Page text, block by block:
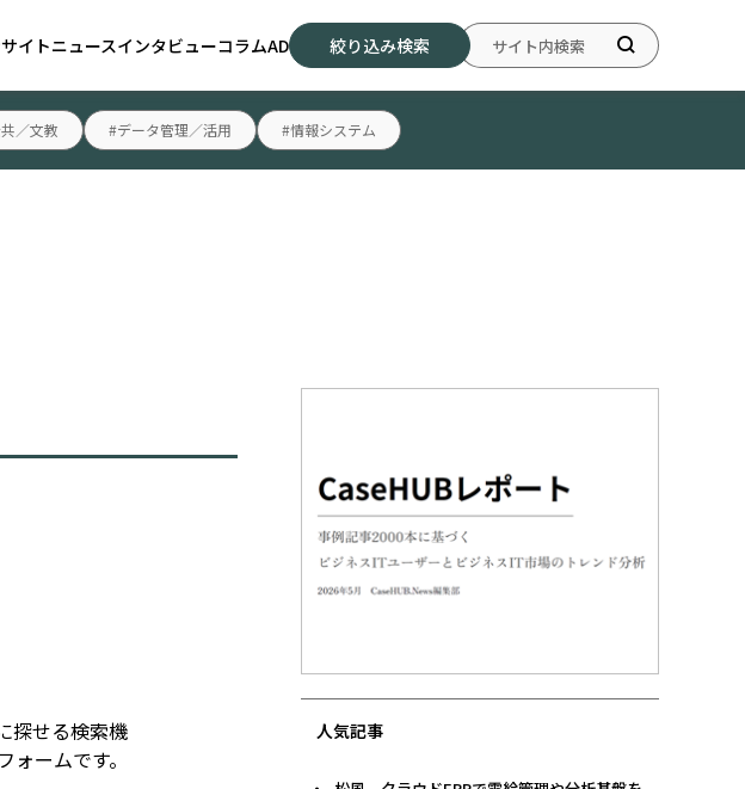
イトニュースインタビューコラムAD 絞り込み検索
／文教 #データ管理／活用 #情報システム
探せる検索機
ームです。
人気記事